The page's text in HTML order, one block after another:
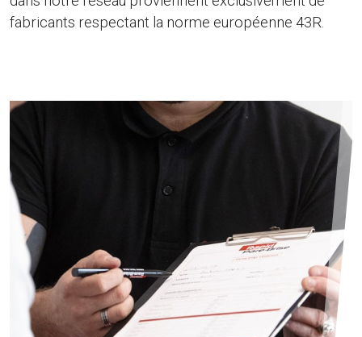
fabricants respectant la norme européenne 43R.